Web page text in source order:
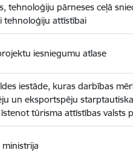
tehnoloģiju pārneses ceļā
tehnoloģiju attīstībai
iesniegumu atlase
iestāde, kuras darbības
un eksportspēju
tūrisma attīstības valsts